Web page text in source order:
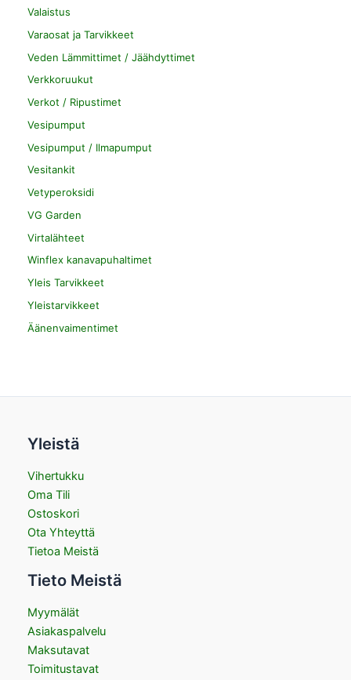
Valaistus
Varaosat ja Tarvikkeet
Veden Lämmittimet / Jäähdyttimet
Verkkoruukut
Verkot / Ripustimet
Vesipumput
Vesipumput / Ilmapumput
Vesitankit
Vetyperoksidi
VG Garden
Virtalähteet
Winflex kanavapuhaltimet
Yleis Tarvikkeet
Yleistarvikkeet
Äänenvaimentimet
Yleistä
Vihertukku
Oma Tili
Ostoskori
Ota Yhteyttä
Tietoa Meistä
Tieto Meistä
Myymälät
Asiakaspalvelu
Maksutavat
Toimitustavat